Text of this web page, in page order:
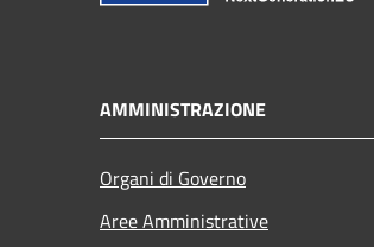
AMMINISTRAZIONE
Organi di Governo
Aree Amministrative